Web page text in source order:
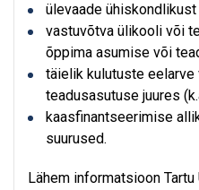
ülevaade
vastuvõtva ülikooli või
õppima asumise või
täielik kulutuste
teadusasutuse juures
kaasfinantseerimise
suurused.
Lähem informatsioon